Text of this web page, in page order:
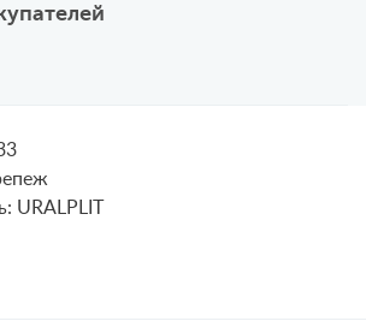
URALPLIT